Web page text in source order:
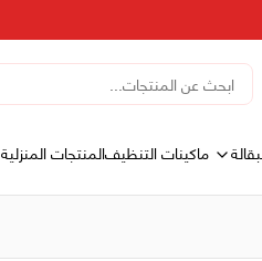
ماكينات التنظيفالمنتجات المنزلية